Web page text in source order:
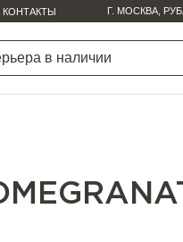
КОНТАКТЫ Г. МОСКВА,